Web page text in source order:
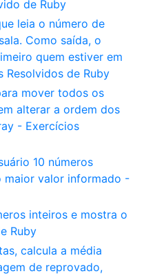
de Ruby
leia o número de
Como saída, o
quem estiver em
Resolvidos de Ruby
mover todos os
alterar a ordem dos
- Exercícios
10 números
maior valor informado -
inteiros e mostra o
Ruby
calcula a média
de reprovado,